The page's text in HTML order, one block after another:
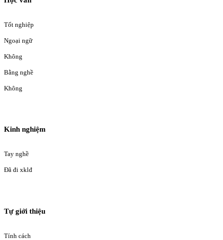
Tốt nghiệp
Ngoại ngữ
Không
Bằng nghề
Không
Kinh nghiệm
Tay nghề
Đã đi xklđ
Tự giới thiệu
Tính cách